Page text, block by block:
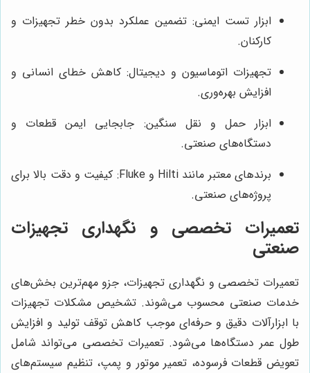
ابزار تست ایمنی: تضمین عملکرد بدون خطر تجهیزات و
کارکنان.
تجهیزات اتوماسیون و دیجیتال: کاهش خطای انسانی و
افزایش بهره‌وری.
ابزار حمل و نقل سنگین: جابجایی ایمن قطعات و
دستگاه‌های صنعتی.
برندهای معتبر مانند Hilti و Fluke: کیفیت و دقت بالا برای
پروژه‌های صنعتی.
تعمیرات تخصصی و نگهداری تجهیزات
صنعتی
تعمیرات تخصصی و نگهداری تجهیزات، جزو مهم‌ترین بخش‌های
خدمات صنعتی محسوب می‌شوند. تشخیص مشکلات تجهیزات
با ابزارآلات دقیق و حرفه‌ای موجب کاهش توقف تولید و افزایش
طول عمر دستگاه‌ها می‌شود. تعمیرات تخصصی می‌تواند شامل
تعویض قطعات فرسوده، تعمیر موتور و پمپ، تنظیم سیستم‌های